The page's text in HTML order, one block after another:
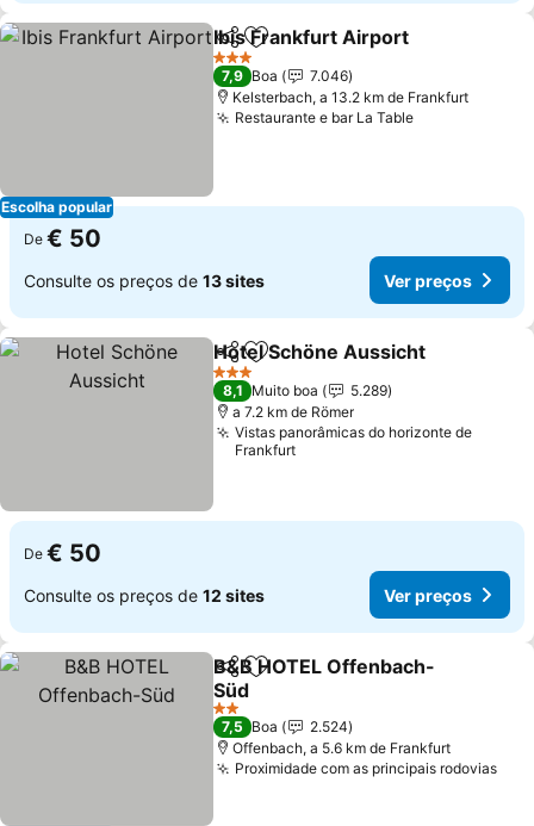
Escolha popular
PartilharAdicionar aos favoritos
Ibis Frankfurt Airport
3 Estrelas
7,9 Boa
7.046
Kelsterbach, a 13.2 km de Frankfurt
Restaurante e bar La TableVer preços
De € 50
Consulte os preços de 13 sites Ver preços
PartilharAdicionar aos favoritos
Hotel Schöne Aussicht
3 Estrelas
8,1 Muito boa
5.289
a 7.2 km de Römer
Vistas panorâmicas do horizonte de
Frankfurt
De € 50
Consulte os preços de 12 sites Ver preços
PartilharAdicionar aos favoritos
B&B HOTEL Offenbach-
Süd
Ver preços
2 Estrelas
7,5 Boa
2.524
Offenbach, a 5.6 km de Frankfurt
Proximidade com as principais rodoviasVer